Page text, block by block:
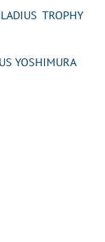
TROPHY
YOSHIMURA